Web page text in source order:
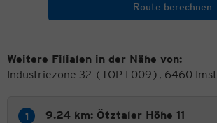
Route berechnen
Weitere Filialen in der Nähe von:
Industriezone 32 (TOP I 009), 6460 Imst
9.24 km: Ötztaler Höhe 11